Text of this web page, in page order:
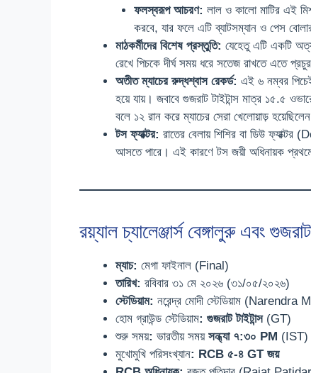
ফলস্বরূপ আচরণ: লাল ও কালো মাটির এই
করবে, যার ফলে এটি ব্যাটসম্যান ও পেস
মাঠকর্মীদের বিশেষ প্রস্তুতি: যেহেতু এটি একটি
রেখে পিচকে দীর্ঘ সময় ধরে সতেজ রাখতে এতে
অতীত ম্যাচের রুদ্ধশ্বাস রেকর্ড: এই ৬ নম্বর
হয়ে যায়। জবাবে গুজরাট টাইটান্স মাত্র ১৫.৫
বলে ১২ রান করে ম্যাচের সেরা খেলোয়াড়
টস ফ্যাক্টর: রাতের বেলায় শিশির বা ডিউ
আসতে পারে। এই কারণে টস জয়ী অধিনায়ক প্রথমে
রয়্যাল চ্যালেঞ্জার্স বেঙ্গালুরু এবং
ম্যাচ: মেগা ফাইনাল (Final)
তারিখ: রবিবার ৩১ মে ২০২৬ (৩১/০৫/২০২৬)
স্টেডিয়াম: নরেন্দ্র মোদী স্টেডিয়াম
হোম গ্রাউন্ড স্টেডিয়াম: গুজরাট টাইটান্স(GT)
শুরু সময়: ভারতীয় সময় সন্ধ্যা ৭:৩০ PM (IST)
মুখোমুখি পরিসংখ্যান: RCB ৫-৪ GT জয়